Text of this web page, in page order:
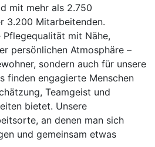
mit mehr als 2.750
3.200 Mitarbeitenden.
mit Nähe,
persönlichen Atmosphäre –
sondern auch für unsere
finden engagierte Menschen
Teamgeist und
bietet. Unsere
an denen man sich
und gemeinsam etwas